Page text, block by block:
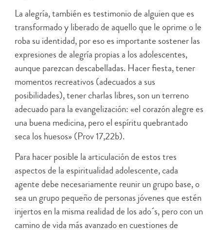
La alegría, también es testimonio de alguien que es
transformado y liberado de aquello que le oprime o le
roba su identidad, por eso es importante sostener las
expresiones de alegría propias a los adolescentes,
aunque parezcan descabelladas. Hacer fiesta, tener
momentos recreativos (adecuados a sus
posibilidades), tener charlas libres, son un terreno
adecuado para la evangelización: «el corazón alegre es
una buena medicina, pero el espíritu quebrantado
seca los huesos» (Prov 17,22b).
Para hacer posible la articulación de estos tres
aspectos de la espiritualidad adolescente, cada
agente debe necesariamente reunir un grupo base, o
sea un grupo pequeño de personas jóvenes que estén
injertos en la misma realidad de los ado´s, pero con un
camino de vida más avanzado en cuestiones de